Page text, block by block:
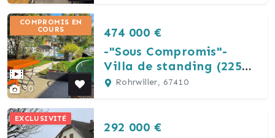
30
COMPROMIS EN
COURS
474 000 €
-"Sous Compromis"-
Villa de standing (225
m²)Rohrwiller, 67410
EXCLUSIVITÉ
292 000 €